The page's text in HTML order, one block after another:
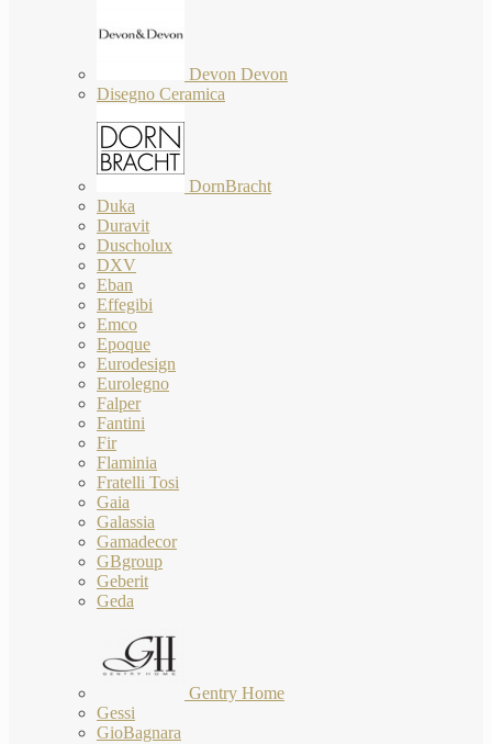
Devon Devon
Disegno Ceramica
DornBracht
Duka
Duravit
Duscholux
DXV
Eban
Effegibi
Emco
Epoque
Eurodesign
Eurolegno
Falper
Fantini
Fir
Flaminia
Fratelli Tosi
Gaia
Galassia
Gamadecor
GBgroup
Geberit
Geda
Gentry Home
Gessi
GioBagnara